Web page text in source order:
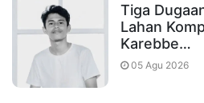
Tiga
Lahan
Karebbe…
05 Agu 2026